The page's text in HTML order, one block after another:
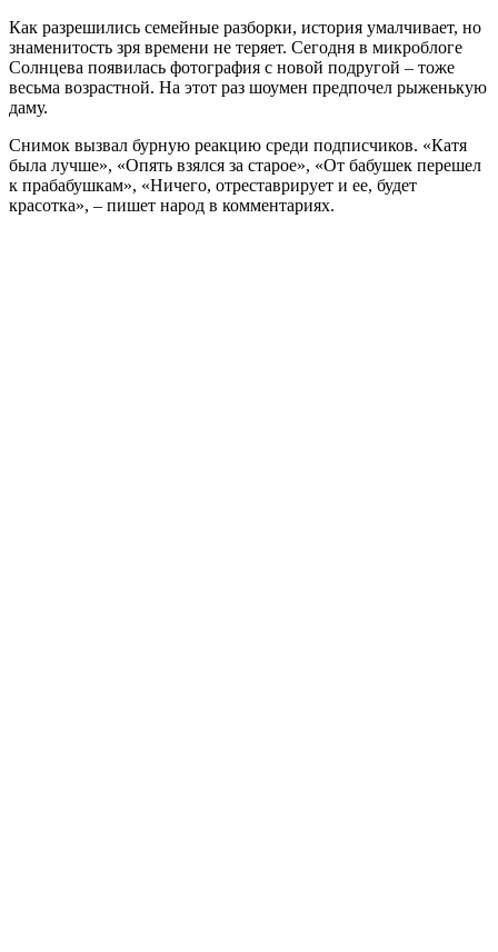
Как разрешились семейные разборки, история умалчивает, но
знаменитость зря времени не теряет. Сегодня в микроблоге
Солнцева появилась фотография с новой подругой – тоже
весьма возрастной. На этот раз шоумен предпочел рыженькую
даму.
Снимок вызвал бурную реакцию среди подписчиков. «Катя
была лучше», «Опять взялся за старое», «От бабушек перешел
к прабабушкам», «Ничего, отреставрирует и ее, будет
красотка», – пишет народ в комментариях.